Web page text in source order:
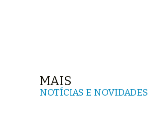
MAIS
NOTÍCIAS E NOVIDADES